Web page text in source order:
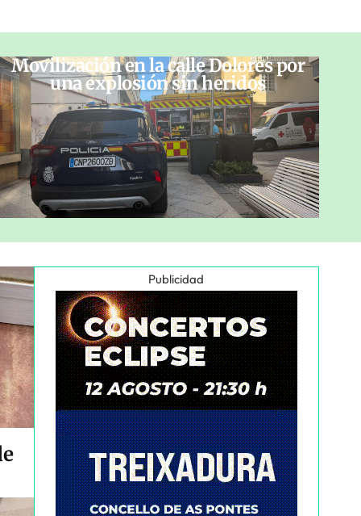
Movilización en la calle Dolores por
una explosión sin heridos
Publicidad